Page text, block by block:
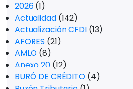
2026 (1)
Actualidad (142)
Actualización CFDI (13)
AFORES (21)
AMLO (8)
Anexo 20 (12)
BURÓ DE CRÉDITO (4)